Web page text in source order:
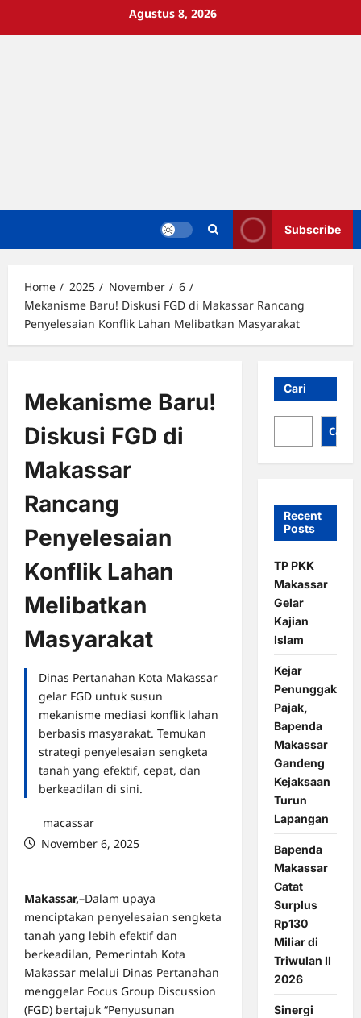
Agustus 8, 2026
Subscribe
Home 2025 November
6
Mekanisme Baru! Diskusi FGD di Makassar Rancang
Penyelesaian Konflik Lahan Melibatkan Masyarakat
Mekanisme Baru!
Diskusi FGD di
Makassar
Rancang
Penyelesaian
Konflik Lahan
Melibatkan
Masyarakat
Dinas Pertanahan Kota Makassar
gelar FGD untuk susun
mekanisme mediasi konflik lahan
berbasis masyarakat. Temukan
strategi penyelesaian sengketa
tanah yang efektif, cepat, dan
berkeadilan di sini.
macassar
November 6, 2025
Makassar,–Dalam upaya
menciptakan penyelesaian sengketa
tanah yang lebih efektif dan
berkeadilan, Pemerintah Kota
Makassar melalui Dinas Pertanahan
menggelar Focus Group Discussion
(FGD) bertajuk “Penyusunan
Cari
Cari
Recent
Posts
TP PKK
Makassar
Gelar
Kajian
Islam
Kejar
Penunggak
Pajak,
Bapenda
Makassar
Gandeng
Kejaksaan
Turun
Lapangan
Bapenda
Makassar
Catat
Surplus
Rp130
Miliar di
Triwulan II
2026
Sinergi